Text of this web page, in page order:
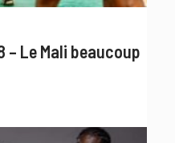
– Le Mali beaucoup